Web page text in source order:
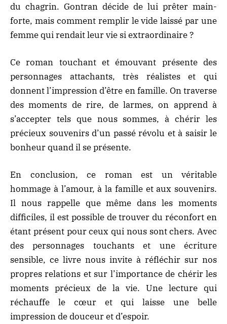
du chagrin. Gontran décide de lui prêter main-
forte, mais comment remplir le vide laissé par une
femme qui rendait leur vie si extraordinaire ?
Ce roman touchant et émouvant présente des
personnages attachants, très réalistes et qui
donnent l’impression d’être en famille. On traverse
des moments de rire, de larmes, on apprend à
s’accepter tels que nous sommes, à chérir les
précieux souvenirs d’un passé révolu et à saisir le
bonheur quand il se présente.
En conclusion, ce roman est un véritable
hommage à l’amour, à la famille et aux souvenirs.
Il nous rappelle que même dans les moments
difficiles, il est possible de trouver du réconfort en
étant présent pour ceux qui nous sont chers. Avec
des personnages touchants et une écriture
sensible, ce livre nous invite à réfléchir sur nos
propres relations et sur l’importance de chérir les
moments précieux de la vie. Une lecture qui
réchauffe le cœur et qui laisse une belle
impression de douceur et d’espoir.